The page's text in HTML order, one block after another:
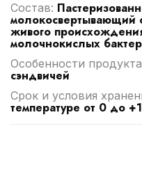
Cостав:
молокосвертывающий
живого
молочнокислых
Особенности
сэндвичей
Срок и условия
температуре от 0 до